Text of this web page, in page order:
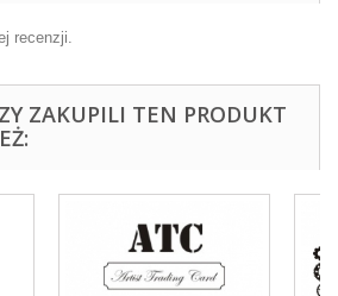
recenzji.
ZAKUPILI TEN PRODUKT